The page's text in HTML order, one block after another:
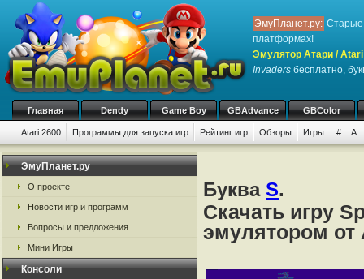
ЭмуПланет.ру: Старые
платформах!
Эмулятор Атари /
Invaders бесплатно,
Главная Dendy Game Boy GBAdvance GBColor
Atari 2600 Программы для запуска игр Рейтинг игр Обзоры Игры: # A
ЭмуПланет.ру
О проекте
Новости игр и программ
Вопросы и предложения
Мини Игры
Консоли
Буква S.
Скачать игру
эмулятором от